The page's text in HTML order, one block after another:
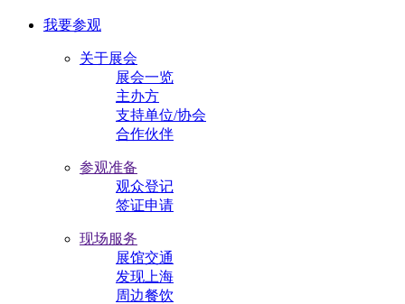
我要参观
关于展会
展会一览
主办方
支持单位/协会
合作伙伴
参观准备
观众登记
签证申请
现场服务
展馆交通
发现上海
周边餐饮